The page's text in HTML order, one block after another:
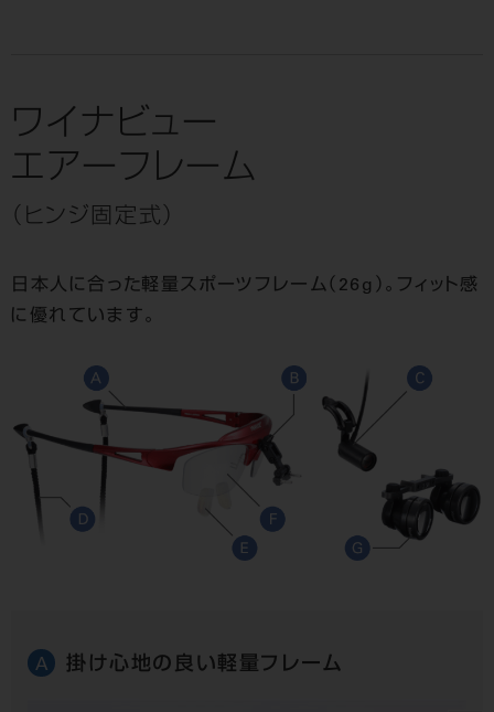
ワイナビュー
エアーフレーム
（ヒンジ固定式）
日本人に合った軽量スポーツフレーム（26g）。フィット感
に優れています。
A 掛け心地の良い軽量フレーム